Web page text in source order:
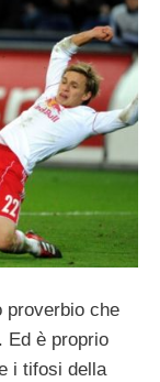
proverbio che
Ed è proprio
i tifosi della